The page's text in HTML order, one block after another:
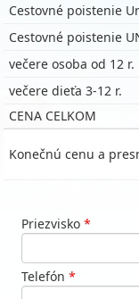
Cestovné poistenie
Cestovné poistenie
večere osoba od 12 r.
večere dieťa 3-12 r.
CENA CELKOM
Konečnú cenu a
Priezvisko *
Telefón *